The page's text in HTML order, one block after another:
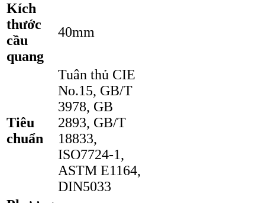
Kích
thước
cầu
quang
40mm
Tiêu
chuẩn
Tuân thủ CIE
No.15, GB/T
3978, GB
2893, GB/T
18833,
ISO7724-1,
ASTM E1164,
DIN5033